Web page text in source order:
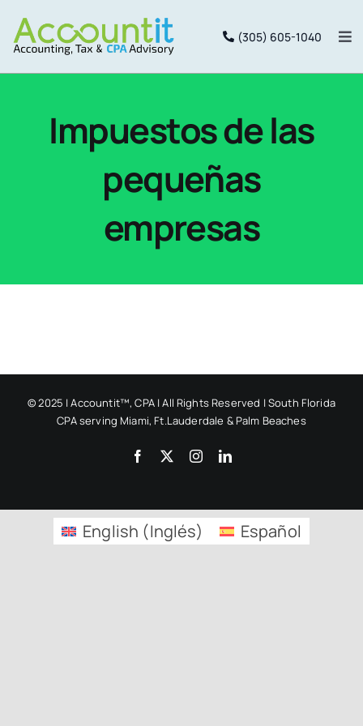
Saltar
contenido
(305) 605-1040
Services
Preguntas frecuentes
Blogs
Contacta con nosotros
Impuestos de las
pequeñas
empresas
© 2025 | Accountit™, CPA | All Rights Reserved | South Florida
CPA serving Miami, Ft.Lauderdale & Palm Beaches
Facebook InstagramLinkedIn
English (Inglés) Español